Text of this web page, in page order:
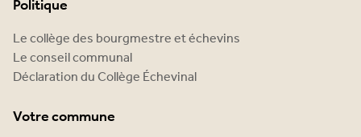
Politique
Le collège des bourgmestre et échevins
Le conseil communal
Déclaration du Collège Échevinal
Votre commune